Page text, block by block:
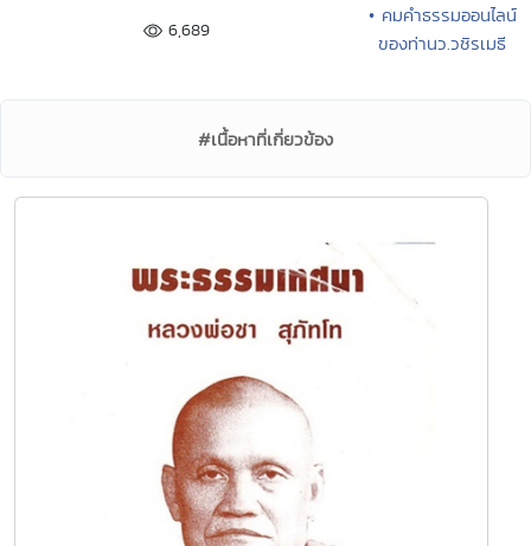
6,689
• คมคำธรรมออนไลน์
ของท่านว.วชิรเมธี
#เนื้อหาที่เกี่ยวข้อง